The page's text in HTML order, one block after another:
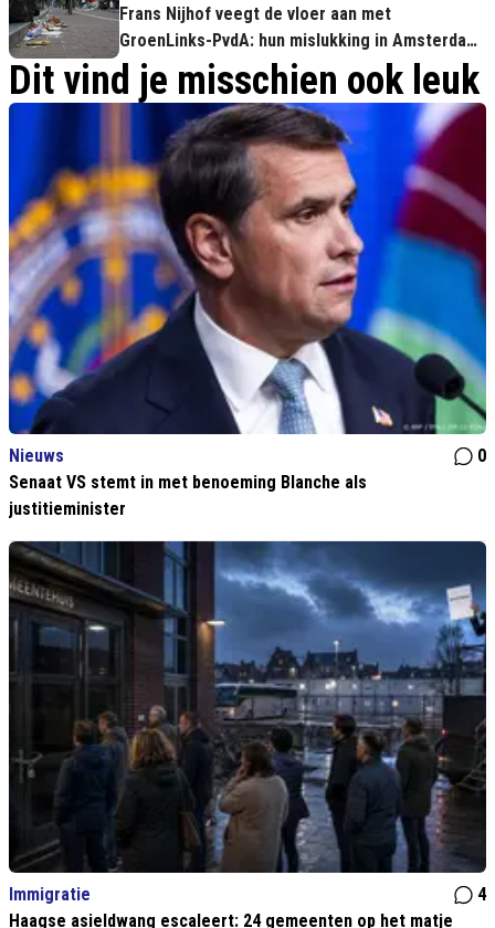
Frans Nijhof veegt de vloer aan met
GroenLinks-PvdA: hun mislukking in Amsterdam
is desastreus
Dit vind je misschien ook leuk
Nieuws
0
Senaat VS stemt in met benoeming Blanche als
justitieminister
Immigratie
4
Haagse asieldwang escaleert: 24 gemeenten op het matje